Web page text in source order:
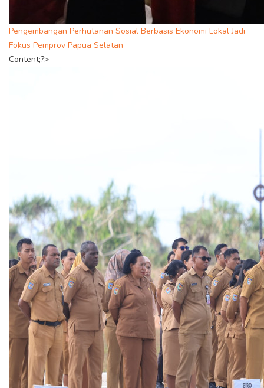
Pengembangan Perhutanan Sosial Berbasis Ekonomi Lokal Jadi
Fokus Pemprov Papua Selatan
Content;?>